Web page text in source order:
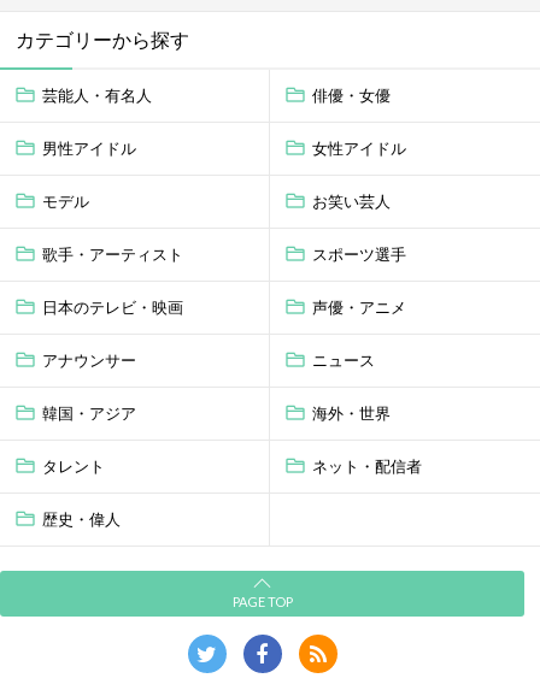
カテゴリーから探す
芸能人・有名人 俳優・女優
男性アイドル 女性アイドル
モデル お笑い芸人
歌手・アーティスト スポーツ選手
日本のテレビ・映画 声優・アニメ
アナウンサー ニュース
韓国・アジア 海外・世界
タレント ネット・配信者
歴史・偉人
PAGE TOP